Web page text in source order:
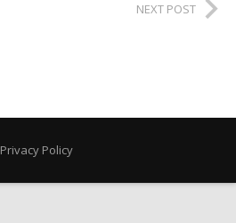
NEXT POST
Privacy Policy